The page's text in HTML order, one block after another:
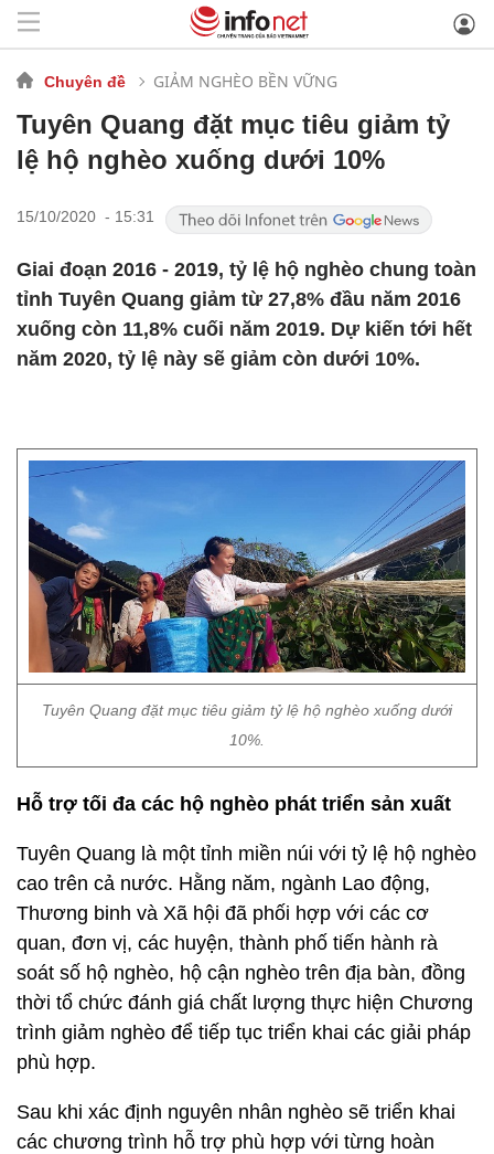
Chuyên đề GIẢM NGHÈO BỀN VỮNG
Tuyên Quang đặt mục tiêu giảm tỷ
lệ hộ nghèo xuống dưới 10%
15/10/2020 - 15:31
Giai đoạn 2016 - 2019, tỷ lệ hộ nghèo chung toàn
tỉnh Tuyên Quang giảm từ 27,8% đầu năm 2016
xuống còn 11,8% cuối năm 2019. Dự kiến tới hết
năm 2020, tỷ lệ này sẽ giảm còn dưới 10%.
Tuyên Quang đặt mục tiêu giảm tỷ lệ hộ nghèo xuống dưới
10%.
Hỗ trợ tối đa các hộ nghèo phát triển sản xuất
Tuyên Quang là một tỉnh miền núi với tỷ lệ hộ nghèo
cao trên cả nước. Hằng năm, ngành Lao động,
Thương binh và Xã hội đã phối hợp với các cơ
quan, đơn vị, các huyện, thành phố tiến hành rà
soát số hộ nghèo, hộ cận nghèo trên địa bàn, đồng
thời tổ chức đánh giá chất lượng thực hiện Chương
trình giảm nghèo để tiếp tục triển khai các giải pháp
phù hợp.
Sau khi xác định nguyên nhân nghèo sẽ triển khai
các chương trình hỗ trợ phù hợp với từng hoàn